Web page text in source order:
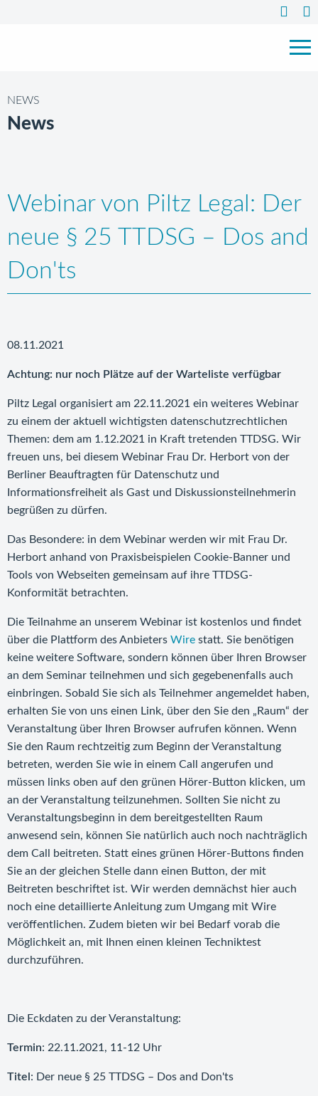
NEWS
News
Webinar von Piltz Legal: Der
neue § 25 TTDSG – Dos and
Don'ts
08.11.2021
Achtung: nur noch Plätze auf der Warteliste verfügbar
Piltz Legal organisiert am 22.11.2021 ein weiteres Webinar
zu einem der aktuell wichtigsten datenschutzrechtlichen
Themen: dem am 1.12.2021 in Kraft tretenden TTDSG. Wir
freuen uns, bei diesem Webinar Frau Dr. Herbort von der
Berliner Beauftragten für Datenschutz und
Informationsfreiheit als Gast und Diskussionsteilnehmerin
begrüßen zu dürfen.
Das Besondere: in dem Webinar werden wir mit Frau Dr.
Herbort anhand von Praxisbeispielen Cookie-Banner und
Tools von Webseiten gemeinsam auf ihre TTDSG-
Konformität betrachten.
Die Teilnahme an unserem Webinar ist kostenlos und findet
über die Plattform des Anbieters Wire statt. Sie benötigen
keine weitere Software, sondern können über Ihren Browser
an dem Seminar teilnehmen und sich gegebenenfalls auch
einbringen. Sobald Sie sich als Teilnehmer angemeldet haben,
erhalten Sie von uns einen Link, über den Sie den „Raum“ der
Veranstaltung über Ihren Browser aufrufen können. Wenn
Sie den Raum rechtzeitig zum Beginn der Veranstaltung
betreten, werden Sie wie in einem Call angerufen und
müssen links oben auf den grünen Hörer-Button klicken, um
an der Veranstaltung teilzunehmen. Sollten Sie nicht zu
Veranstaltungsbeginn in dem bereitgestellten Raum
anwesend sein, können Sie natürlich auch noch nachträglich
dem Call beitreten. Statt eines grünen Hörer-Buttons finden
Sie an der gleichen Stelle dann einen Button, der mit
Beitreten beschriftet ist. Wir werden demnächst hier auch
noch eine detaillierte Anleitung zum Umgang mit Wire
veröffentlichen. Zudem bieten wir bei Bedarf vorab die
Möglichkeit an, mit Ihnen einen kleinen Techniktest
durchzuführen.
Die Eckdaten zu der Veranstaltung:
Termin: 22.11.2021, 11-12 Uhr
Titel : Der neue § 25 TTDSG – Dos and Don'ts